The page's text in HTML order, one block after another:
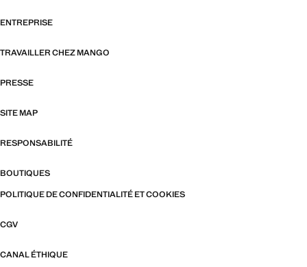
ENTREPRISE
TRAVAILLER CHEZ MANGO
PRESSE
SITE MAP
RESPONSABILITÉ
BOUTIQUES
POLITIQUE DE CONFIDENTIALITÉ ET COOKIES
CGV
CANAL ÉTHIQUE